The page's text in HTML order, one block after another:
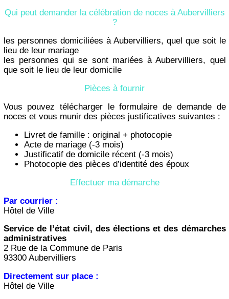
Qui peut demander la célébration de noces à Aubervilliers
?
les personnes domiciliées à Aubervilliers, quel que soit le
lieu de leur mariage
les personnes qui se sont mariées à Aubervilliers, quel
que soit le lieu de leur domicile
Pièces à fournir
Vous pouvez télécharger le formulaire de demande de
noces et vous munir des pièces justificatives suivantes :
Livret de famille : original + photocopie
Acte de mariage (-3 mois)
Justificatif de domicile récent (-3 mois)
Photocopie des pièces d’identité des époux
Effectuer ma démarche
Par courrier :
Hôtel de Ville
Service de l’état civil, des élections et des démarches
administratives
2 Rue de la Commune de Paris
93300 Aubervilliers
Directement sur place :
Hôtel de Ville